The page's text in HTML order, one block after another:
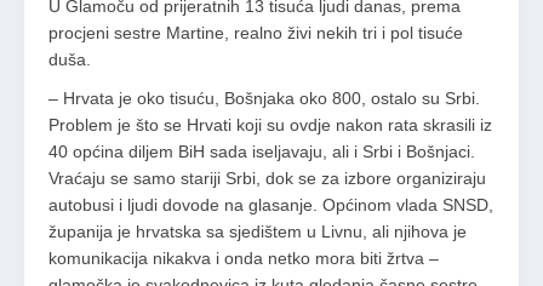
U Glamoču od prijeratnih 13 tisuća ljudi danas, prema
procjeni sestre Martine, realno živi nekih tri i pol tisuće
duša.
– Hrvata je oko tisuću, Bošnjaka oko 800, ostalo su Srbi.
Problem je što se Hrvati koji su ovdje nakon rata skrasili iz
40 općina diljem BiH sada iseljavaju, ali i Srbi i Bošnjaci.
Vraćaju se samo stariji Srbi, dok se za izbore organiziraju
autobusi i ljudi dovode na glasanje. Općinom vlada SNSD,
županija je hrvatska sa sjedištem u Livnu, ali njihova je
komunikacija nikakva i onda netko mora biti žrtva –